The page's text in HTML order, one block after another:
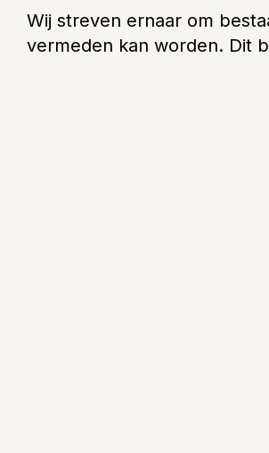
Wij streven ernaar om
vermeden kan worden. Dit